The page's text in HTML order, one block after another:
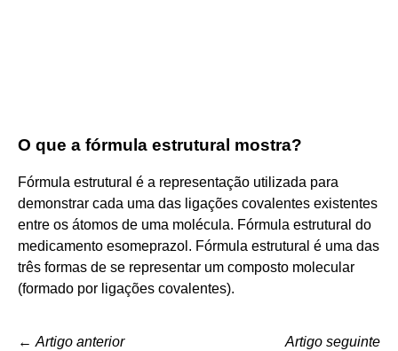
O que a fórmula estrutural mostra?
Fórmula estrutural é a representação utilizada para
demonstrar cada uma das ligações covalentes existentes
entre os átomos de uma molécula. Fórmula estrutural do
medicamento esomeprazol. Fórmula estrutural é uma das
três formas de se representar um composto molecular
(formado por ligações covalentes).
← Artigo anterior
Artigo seguinte